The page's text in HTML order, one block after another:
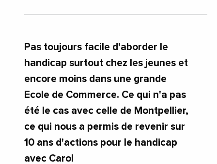
Pas toujours facile d'aborder le
handicap surtout chez les jeunes et
encore moins dans une grande
Ecole de Commerce. Ce qui n'a pas
été le cas avec celle de Montpellier,
ce qui nous a permis de revenir sur
10 ans d'actions pour le handicap
avec Carol